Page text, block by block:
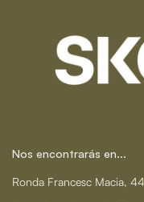
Nos encontrarás en...
Ronda Francesc Macia,